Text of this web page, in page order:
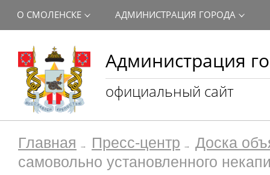
Администрация
официальный сайт
О СМОЛЕНСКЕ АДМИНИСТРАЦИЯ ГОРОДА
Главная Пресс-центр
Доска
самовольно установленного